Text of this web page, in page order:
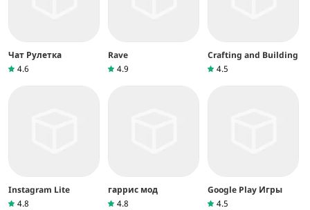
Чат Рулетка
4.6
Rave
4.9
Crafting and Building
4.5
Instagram Lite
4.8
гаррис мод
4.8
Google Play Игры
4.5